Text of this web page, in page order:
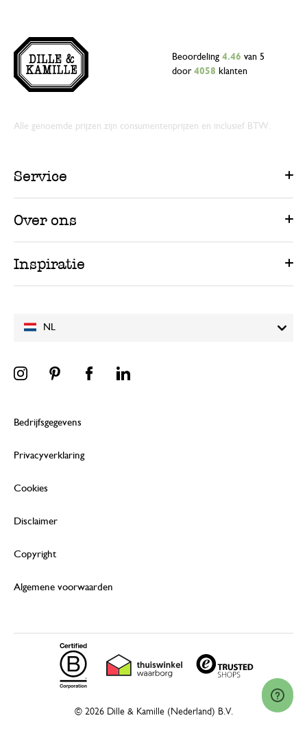
NL
Beoordeling 4.46 van 5
door 4058 klanten
Alle genoemde prijzen zijn consumentenprijzen en inclusief BTW.
Service
Over ons
Inspiratie
Bedrijfsgegevens
Privacyverklaring
Cookies
Disclaimer
Copyright
Algemene voorwaarden
© 2026 Dille & Kamille (Nederland) B.V.